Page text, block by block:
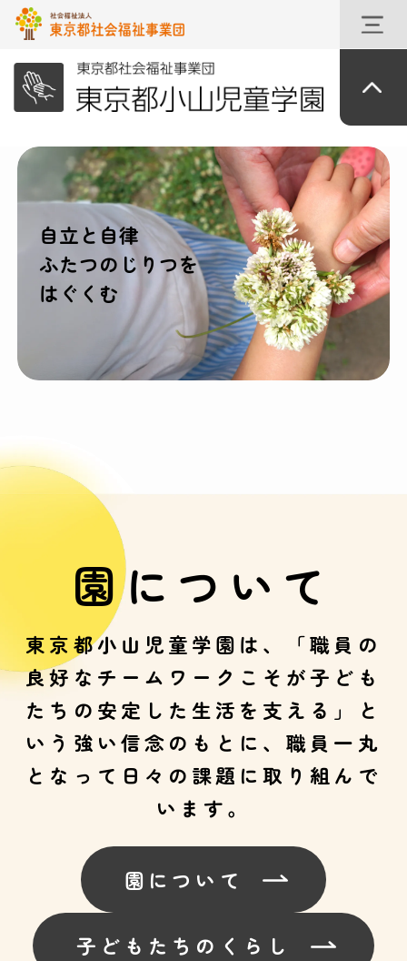
自立と自律
ふたつのじりつを
はぐくむ
園について
東京都小山児童学園は、「職員の
良好なチームワークこそが子ども
たちの安定した生活を支える」と
いう強い信念のもとに、職員一丸
となって日々の課題に取り組んで
います。
園について
子どもたちのくらし